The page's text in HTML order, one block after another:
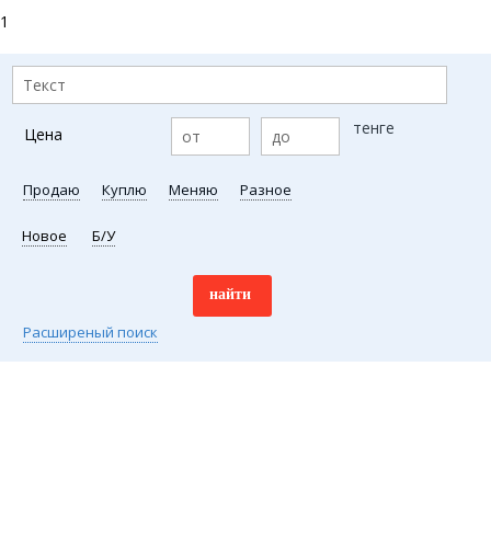
1
Цена тенге
Продаю Куплю Меняю Разное
Новое Б/У
Расширеный поиск